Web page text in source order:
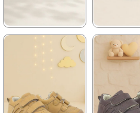
★ ★ ★ ★
1.579,90 ₺
★ ★ ★